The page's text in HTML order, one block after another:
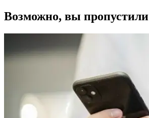
Возможно, вы пропустили